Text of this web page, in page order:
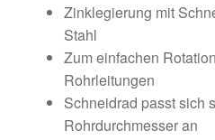
Zinklegierung mit
Stahl
Zum einfachen
Rohrleitungen
Schneidrad passt sich
Rohrdurchmesser an